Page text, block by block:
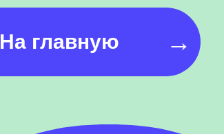
На главную →